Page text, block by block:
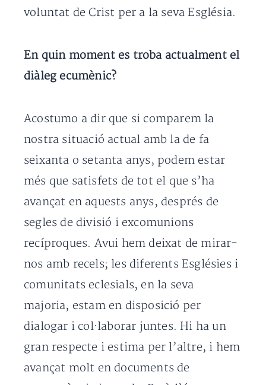
voluntat de Crist per a la seva Església.
En quin moment es troba actualment el
diàleg ecumènic?
Acostumo a dir que si comparem la
nostra situació actual amb la de fa
seixanta o setanta anys, podem estar
més que satisfets de tot el que s’ha
avançat en aquests anys, després de
segles de divisió i excomunions
recíproques. Avui hem deixat de mirar-
nos amb recels; les diferents Esglésies i
comunitats eclesials, en la seva
majoria, estam en disposició per
dialogar i col·laborar juntes. Hi ha un
gran respecte i estima per l’altre, i hem
avançat molt en documents de